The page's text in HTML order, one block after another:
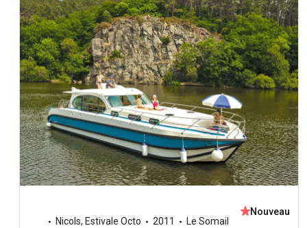
Nicols, Estivale Octo 2011 Le Somail
Nouveau